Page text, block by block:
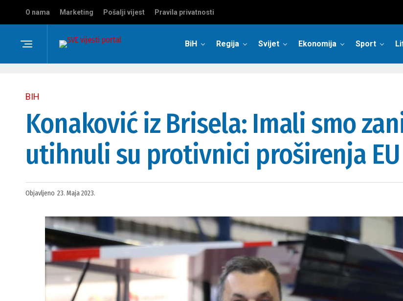
O nama Marketing Pošalji vijest Pravila privatnosti
BiH Regija Svijet Ekonomija Sport
BIH
Konaković iz Brisela: Imali smo
utihnuli su protivnici proširenja EU
Objavljeno 23. Maja 2023.